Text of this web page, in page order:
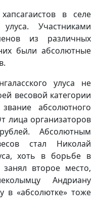
в селе
Участниками
из различных
были абсолютные
улуса не
весовой категории
абсолютного
лица организаторов
Абсолютным
стал Николай
хоть в борьбе в
второе место,
Андриану
в «абсолютке» тоже